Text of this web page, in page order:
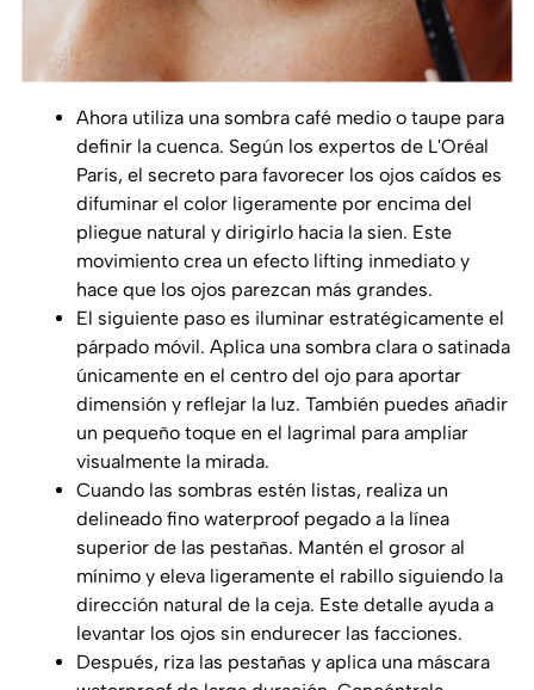
Ahora utiliza una sombra café medio o taupe para
definir la cuenca. Según los expertos de L'Oréal
Paris, el secreto para favorecer los ojos caídos es
difuminar el color ligeramente por encima del
pliegue natural y dirigirlo hacia la sien. Este
movimiento crea un efecto lifting inmediato y
hace que los ojos parezcan más grandes.
El siguiente paso es iluminar estratégicamente el
párpado móvil. Aplica una sombra clara o satinada
únicamente en el centro del ojo para aportar
dimensión y reflejar la luz. También puedes añadir
un pequeño toque en el lagrimal para ampliar
visualmente la mirada.
Cuando las sombras estén listas, realiza un
delineado fino waterproof pegado a la línea
superior de las pestañas. Mantén el grosor al
mínimo y eleva ligeramente el rabillo siguiendo la
dirección natural de la ceja. Este detalle ayuda a
levantar los ojos sin endurecer las facciones.
Después, riza las pestañas y aplica una máscara